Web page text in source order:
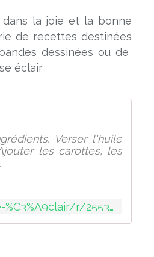
la joie et la bonne
de recettes destinées
dessinées ou de
éclair
Verser l'huile
les carottes, les
https://www.moulinex.fr/recette/Bolognaise-%C3%A9clair/r/255381